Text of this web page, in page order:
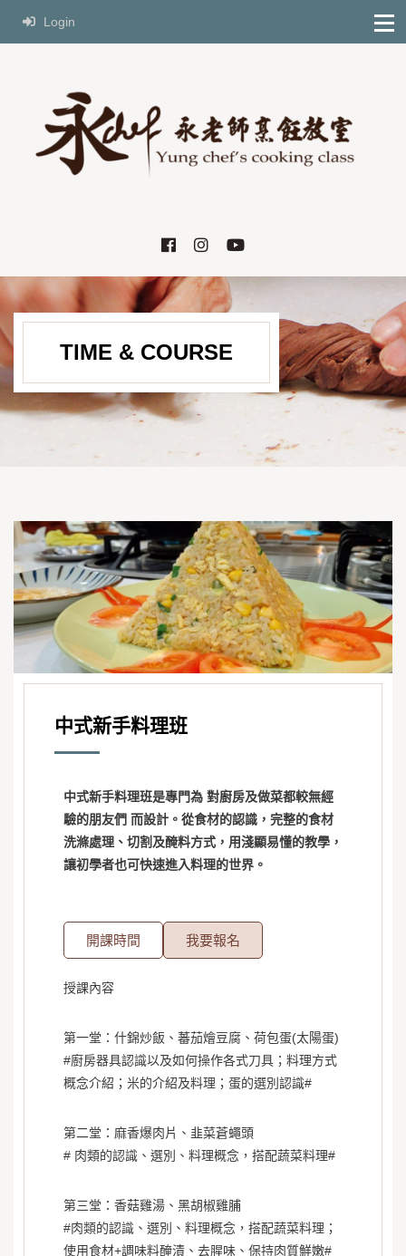
Login
TIME & COURSE
中式新手料理班
中式新手料理班是專門為 對廚房及做菜都較無經
驗的朋友們 而設計。從食材的認識，完整的食材
洗滌處理、切割及醃料方式，用淺顯易懂的教學，
讓初學者也可快速進入料理的世界。
開課時間 我要報名
授課內容
第一堂：什錦炒飯、蕃茄燴豆腐、荷包蛋(太陽蛋)
#廚房器具認識以及如何操作各式刀具；料理方式
概念介紹；米的介紹及料理；蛋的選別認識#
第二堂：麻香爆肉片、韭菜蒼蠅頭
# 肉類的認識、選別、料理概念，搭配蔬菜料理#
第三堂：香菇雞湯、黑胡椒雞脯
#肉類的認識、選別、料理概念，搭配蔬菜料理；
使用食材+調味料醃漬、去腥味、保持肉質鮮嫩#